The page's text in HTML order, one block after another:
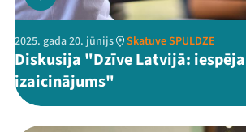
ThreadsFacebookYoutube
X
2025. gada 20. jūnijs Skatuve SPULDZE
Diskusija "Dzīve Latvijā:
izaicinājums"